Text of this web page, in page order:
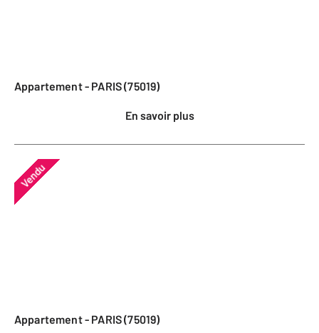
Appartement - PARIS (75019)
En savoir plus
Vendu
Appartement - PARIS (75019)